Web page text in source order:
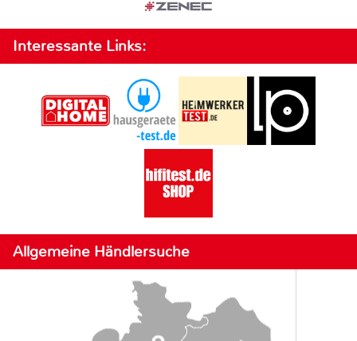
Interessante Links:
Allgemeine Händlersuche